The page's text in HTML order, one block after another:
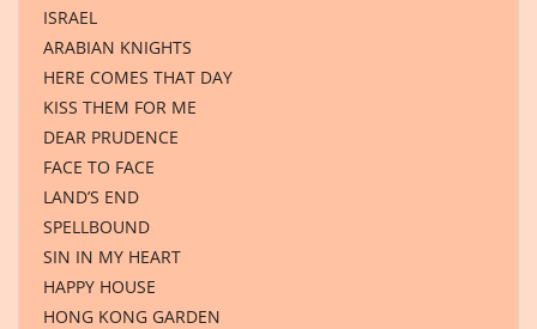
ISRAEL
ARABIAN KNIGHTS
HERE COMES THAT DAY
KISS THEM FOR ME
DEAR PRUDENCE
FACE TO FACE
LAND’S END
SPELLBOUND
SIN IN MY HEART
HAPPY HOUSE
HONG KONG GARDEN